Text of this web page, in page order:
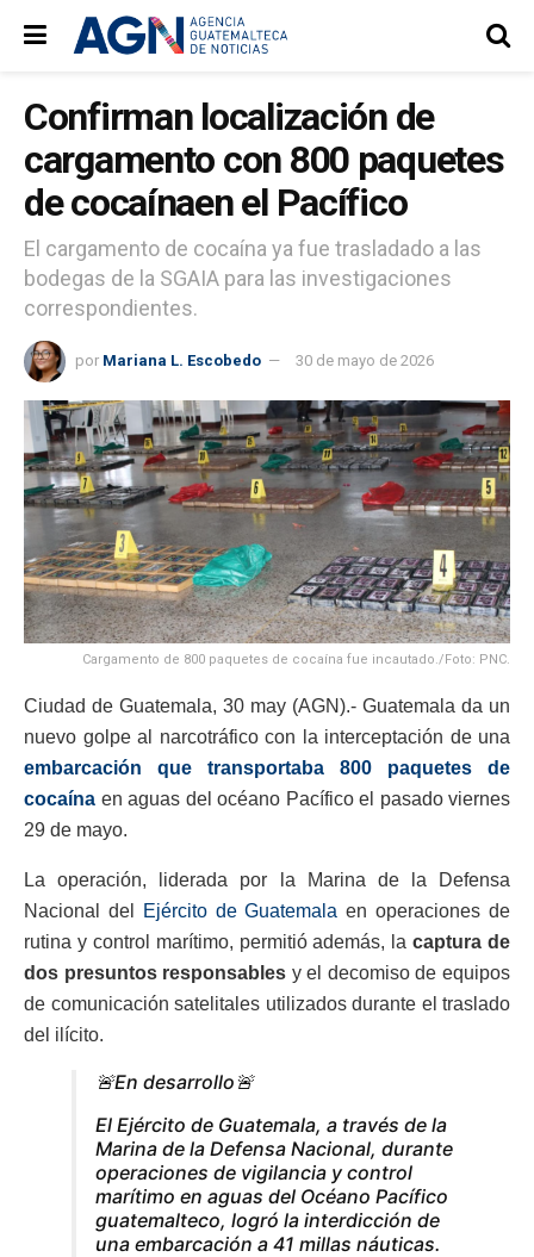
Confirman localización de
cargamento con 800 paquetes
de cocaínaen el Pacífico
El cargamento de cocaína ya fue trasladado a las
bodegas de la SGAIA para las investigaciones
correspondientes.
por Mariana L. Escobedo 30 de mayo de 2026
Cargamento de 800 paquetes de cocaína fue incautado./Foto: PNC.
Ciudad de Guatemala, 30 may (AGN).- Guatemala da un
nuevo golpe al narcotráfico con la interceptación de una
embarcación que transportaba 800 paquetes de
cocaína en aguas del océano Pacífico el pasado viernes
29 de mayo.
La operación, liderada por la Marina de la Defensa
Nacional del
Ejército de Guatemala en operaciones de
rutina y control marítimo, permitió además, la captura de
dos presuntos responsables y el decomiso de equipos
de comunicación satelitales utilizados durante el traslado
del ilícito.
🚨En desarrollo🚨
El Ejército de Guatemala, a través de la
Marina de la Defensa Nacional, durante
operaciones de vigilancia y control
marítimo en aguas del Océano Pacífico
guatemalteco, logró la interdicción de
una embarcación a 41 millas náuticas.